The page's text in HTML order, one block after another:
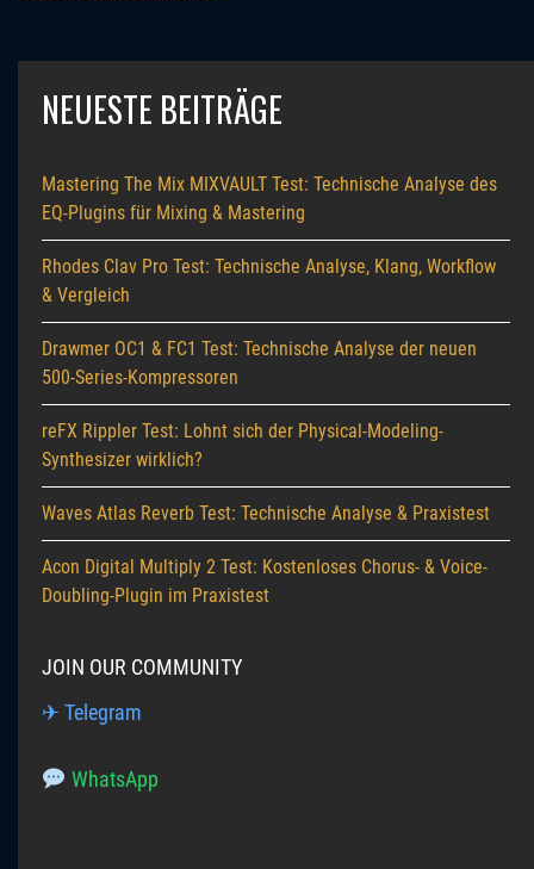
NEUESTE BEITRÄGE
Mastering The Mix MIXVAULT Test: Technische Analyse des
EQ-Plugins für Mixing & Mastering
Rhodes Clav Pro Test: Technische Analyse, Klang, Workflow
& Vergleich
Drawmer OC1 & FC1 Test: Technische Analyse der neuen
500-Series-Kompressoren
reFX Rippler Test: Lohnt sich der Physical-Modeling-
Synthesizer wirklich?
Waves Atlas Reverb Test: Technische Analyse & Praxistest
Acon Digital Multiply 2 Test: Kostenloses Chorus- & Voice-
Doubling-Plugin im Praxistest
JOIN OUR COMMUNITY
✈ Telegram
WhatsApp